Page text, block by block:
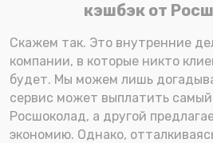
кэшбэк от
Скажем так. Это внутренние
компании, в которые никто
будет. Мы можем лишь
сервис может выплатить
Росшоколад, а другой
экономию. Однако,